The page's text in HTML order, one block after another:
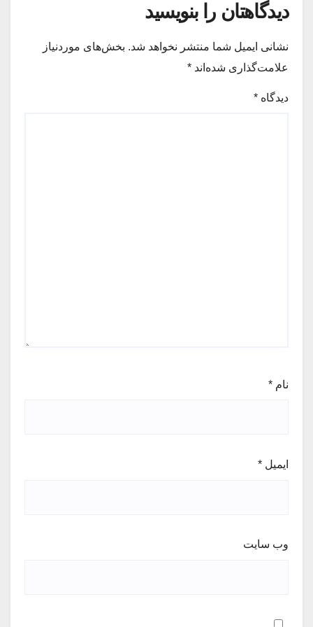
دیدگاهتان را بنویسید
نشانی ایمیل شما منتشر نخواهد شد. بخش‌های موردنیاز
علامت‌گذاری شده‌اند *
دیدگاه *
نام *
ایمیل *
وب‌ سایت